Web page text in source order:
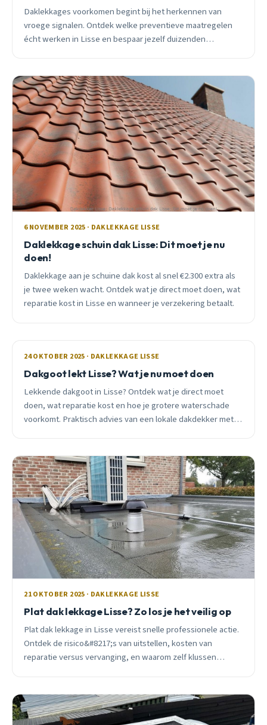
Daklekkages voorkomen begint bij het herkennen van
vroege signalen. Ontdek welke preventieve maatregelen
écht werken in Lisse en bespaar jezelf duizenden
6 NOVEMBER 2025 · DAKLEKKAGE LISSE
Daklekkage schuin dak Lisse: Dit moet je nu
doen!
Daklekkage aan je schuine dak kost al snel €2.300 extra als
je twee weken wacht. Ontdek wat je direct moet doen, wat
reparatie kost in Lisse en wanneer je verzekering betaalt.
24 OKTOBER 2025 · DAKLEKKAGE LISSE
Dakgoot lekt Lisse? Wat je nu moet doen
Lekkende dakgoot in Lisse? Ontdek wat je direct moet
doen, wat reparatie kost en hoe je grotere waterschade
voorkomt. Praktisch advies van een lokale dakdekker met
21 OKTOBER 2025 · DAKLEKKAGE LISSE
Plat dak lekkage Lisse? Zo los je het veilig op
Plat dak lekkage in Lisse vereist snelle professionele actie.
Ontdek de risico&#8217;s van uitstellen, kosten van
reparatie versus vervanging, en waarom zelf klussen